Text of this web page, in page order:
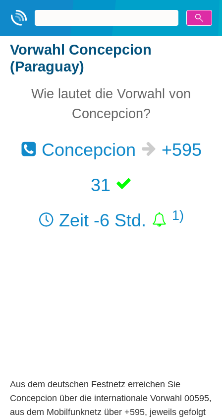
Vorwahl Concepcion
(Paraguay)
Wie lautet die Vorwahl von
Concepcion?
Concepcion
+595
31
Zeit -6 Std.
1)
Aus dem deutschen Festnetz erreichen Sie
Concepcion über die internationale Vorwahl 00595,
aus dem Mobilfunknetz über +595, jeweils gefolgt